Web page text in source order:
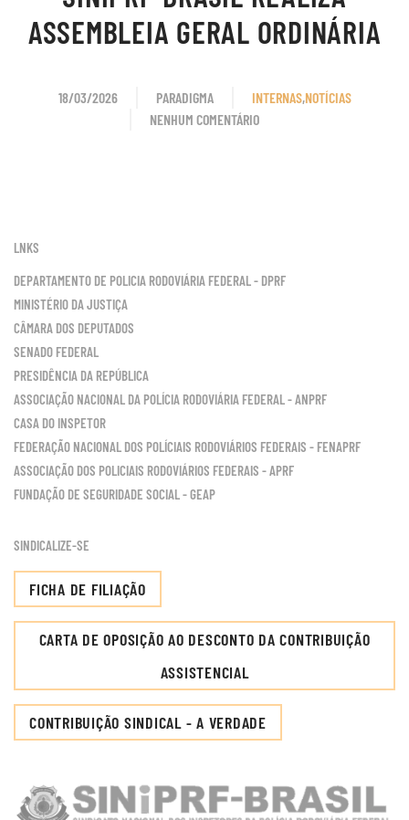
ASSEMBLEIA GERAL ORDINÁRIA
18/03/2026 PARADIGMA INTERNAS,NOTÍCIAS
NENHUM COMENTÁRIO
EM
LNKS
DEPARTAMENTO DE POLICIA RODOVIÁRIA FEDERAL - DPRF
MINISTÉRIO DA JUSTIÇA
CÂMARA DOS DEPUTADOS
SENADO FEDERAL
PRESIDÊNCIA DA REPÚBLICA
ASSOCIAÇÃO NACIONAL DA POLÍCIA RODOVIÁRIA FEDERAL - ANPRF
CASA DO INSPETOR
FEDERAÇÃO NACIONAL DOS POLÍCIAIS RODOVIÁRIOS FEDERAIS - FENAPRF
ASSOCIAÇÃO DOS POLICIAIS RODOVIÁRIOS FEDERAIS - APRF
FUNDAÇÃO DE SEGURIDADE SOCIAL - GEAP
SINDICALIZE-SE
FICHA DE FILIAÇÃO
CARTA DE OPOSIÇÃO AO DESCONTO DA CONTRIBUIÇÃO
ASSISTENCIAL
CONTRIBUIÇÃO SINDICAL - A VERDADE